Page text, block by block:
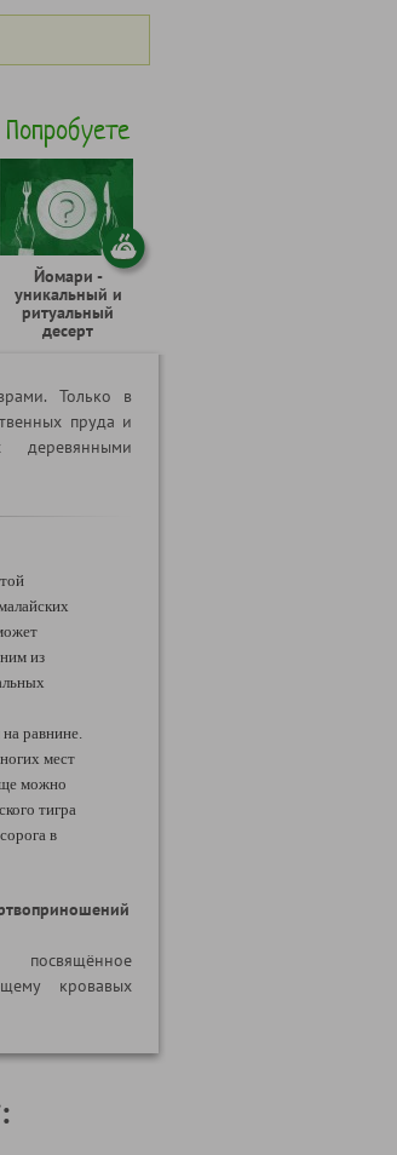
Попробуете
Йомари -
уникальный и
ритуальный
десерт
Только в
пруда и
из
равнине.
мест
можно
тигра
в
посвящённое
кровавых